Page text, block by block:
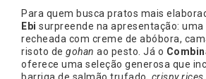
Para quem busca pratos mais
Ebi surpreende na apresentação:
recheada com creme de abóbora,
risoto de gohan ao pesto. Já o
oferece uma seleção generosa que
barriga de salmão trufado, crispy rices